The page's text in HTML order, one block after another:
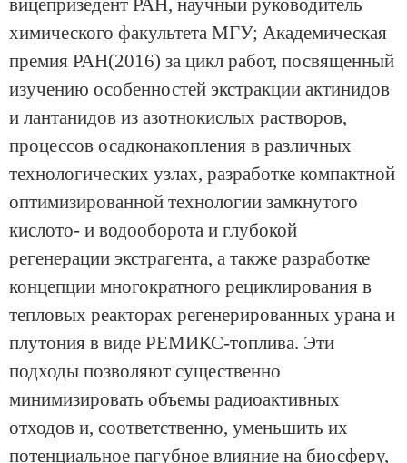
вицепризедент РАН, научный руководитель
химического факультета МГУ; Академическая
премия РАН(2016) за цикл работ, посвященный
изучению особенностей экстракции актинидов
и лантанидов из азотнокислых растворов,
процессов осадконакопления в различных
технологических узлах, разработке компактной
оптимизированной технологии замкнутого
кислото- и водооборота и глубокой
регенерации экстрагента, а также разработке
концепции многократного рециклирования в
тепловых реакторах регенерированных урана и
плутония в виде РЕМИКС-топлива. Эти
подходы позволяют существенно
минимизировать объемы радиоактивных
отходов и, соответственно, уменьшить их
потенциальное пагубное влияние на биосферу,